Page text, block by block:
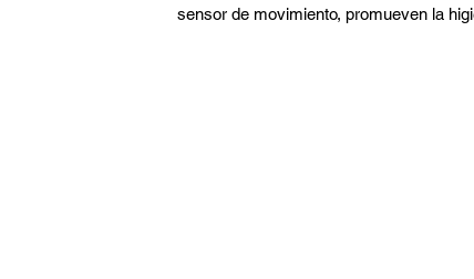
sensor de movimiento, promueven la